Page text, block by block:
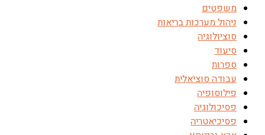
משפטים
ניהול מערכות בריאות
סוציולוגיה
סיעוד
ספרות
עבודה סוציאלית
פילוסופיה
פסיכולוגיה
פסיכיאטריה